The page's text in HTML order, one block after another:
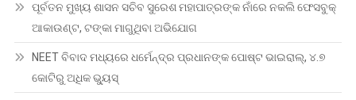
ପୂର୍ବତନ ମୁଖ୍ୟ ଶାସନ ସଚିବ ସୁରେଶ ମହାପାତ୍ରଙ୍କ ନାଁରେ ନକଲି ଫେସବୁକ୍
ଆକାଉଣ୍ଟ, ଟଙ୍କା ମାଗୁଥିବା ଅଭିଯୋଗ
NEET ବିବାଦ ମଧ୍ୟରେ ଧର୍ମେନ୍ଦ୍ର ପ୍ରଧାନଙ୍କ ପୋଷ୍ଟ ଭାଇରାଲ୍, ୪.୭
କୋଟିରୁ ଅଧିକ ଭ୍ୟୁସ୍